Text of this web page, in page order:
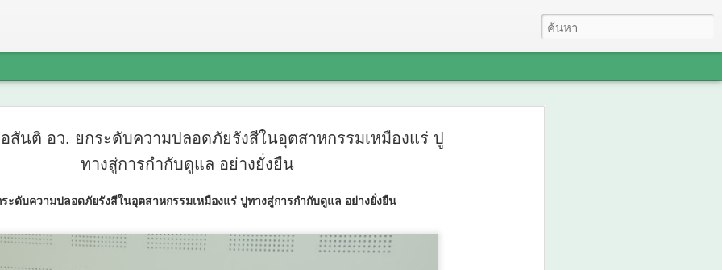
สันติ อว. ยกระดับความปลอดภัยรังสีในอุตสาหกรรมเหมืองแร่ ปู
ทางสู่การกำกับดูแล อย่างยั่งยืน
ะดับความปลอดภัยรังสีในอุตสาหกรรมเหมืองแร่ ปูทางสู่การกำกับดูแล อย่างยั่งยืน
7
“เตาปูนโมเดล" เกมรุกสู้ NCDsใช้
ข้อมูลขับเคลื่อนการพัฒนา สร้าง
นวัตกรรม "ดอกไม้ 3 สี" เชื่อม
และภูมิปัญญาพื้นบ้าน พัฒนาระบบ